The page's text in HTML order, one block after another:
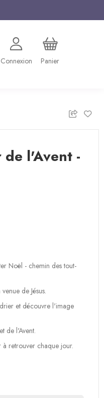
Connexion
Panier
l'Avent -
Noël - chemin des tout-
de Jésus.
et découvre l'image
de l'Avent.
à retrouver chaque jour.